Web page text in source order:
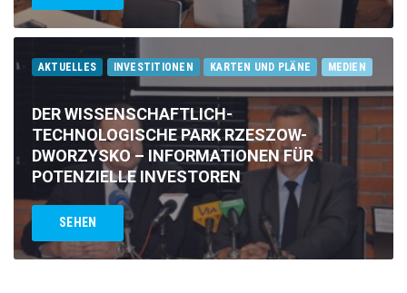
AKTUELLES INVESTITIONEN KARTEN UND PLÄNE MEDIEN
DER WISSENSCHAFTLICH-
TECHNOLOGISCHE PARK RZESZOW-
DWORZYSKO – INFORMATIONEN FÜR
POTENZIELLE INVESTOREN
SEHEN